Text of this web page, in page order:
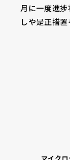
月に一度進
しや是正措置
マイク